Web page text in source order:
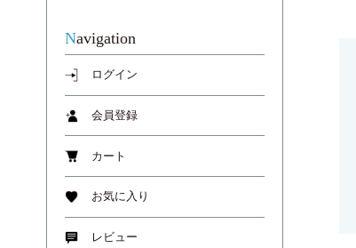
Navigation
ログイン
会員登録
カート
お気に入り
レビュー